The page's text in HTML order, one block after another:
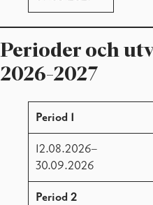
Perioder och
2026-2027
Period 1
12.08.2026–
30.09.2026
Period 2